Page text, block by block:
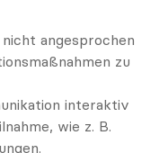
angesprochen
zu
interaktiv
wie z. B.